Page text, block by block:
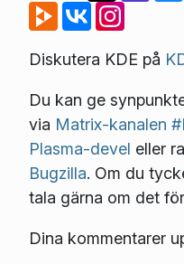
Diskutera KDE på
Du kan ge
via Matrix-kanalen
Plasma-devel eller
Bugzilla. Om du
tala gärna om det
Dina kommentarer